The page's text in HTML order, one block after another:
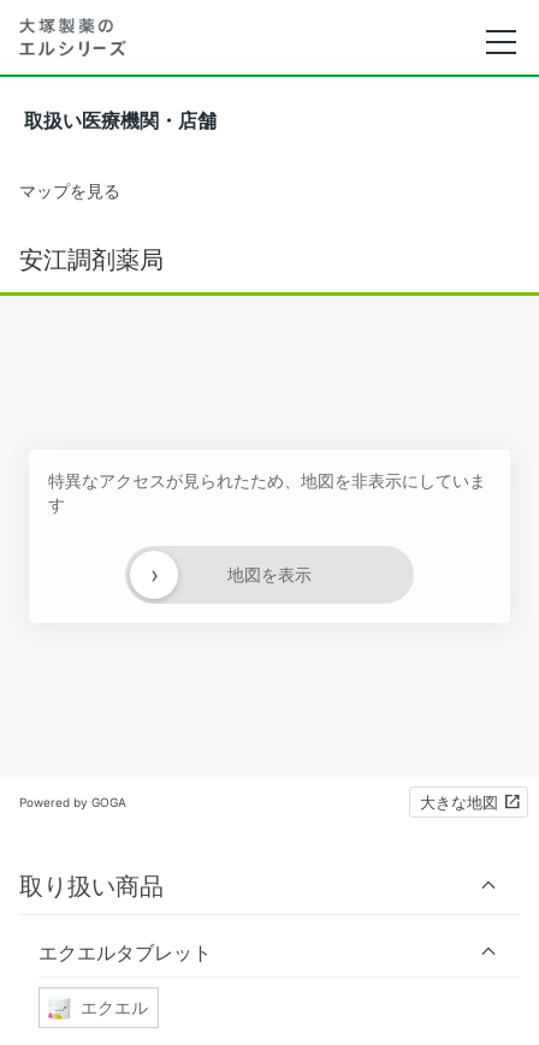
取扱い医療機関・店舗
マップを見る
安江調剤薬局
特異なアクセスが見られたため、地図を非表示にしていま
す
地図を表示
›
Powered by GOGA 大きな地図
取り扱い商品
エクエルタブレット
エクエル